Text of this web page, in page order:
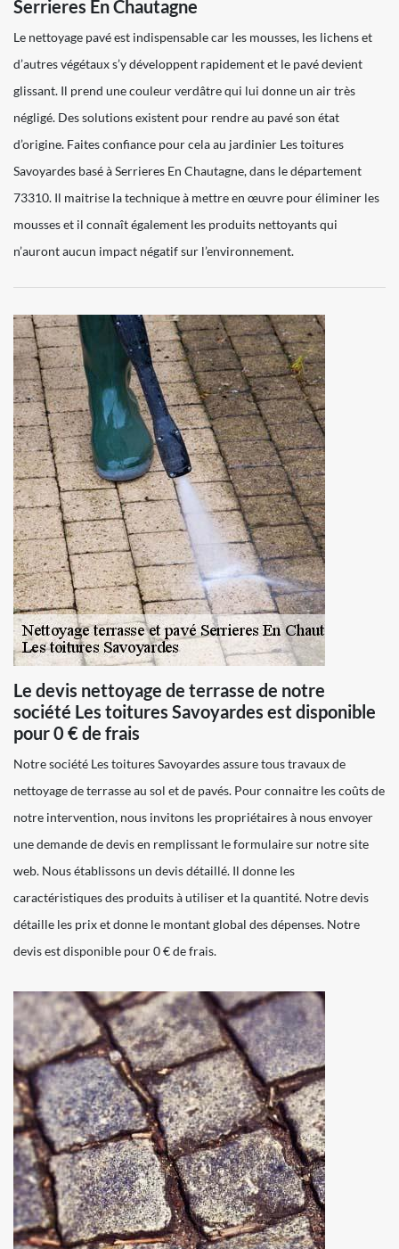
Serrieres En Chautagne
Le nettoyage pavé est indispensable car les mousses, les lichens et
d’autres végétaux s’y développent rapidement et le pavé devient
glissant. Il prend une couleur verdâtre qui lui donne un air très
négligé. Des solutions existent pour rendre au pavé son état
d’origine. Faites confiance pour cela au jardinier Les toitures
Savoyardes basé à Serrieres En Chautagne, dans le département
73310. Il maitrise la technique à mettre en œuvre pour éliminer les
mousses et il connaît également les produits nettoyants qui
n’auront aucun impact négatif sur l’environnement.
Le devis nettoyage de terrasse de notre
société Les toitures Savoyardes est disponible
pour 0 € de frais
Notre société Les toitures Savoyardes assure tous travaux de
nettoyage de terrasse au sol et de pavés. Pour connaitre les coûts de
notre intervention, nous invitons les propriétaires à nous envoyer
une demande de devis en remplissant le formulaire sur notre site
web. Nous établissons un devis détaillé. Il donne les
caractéristiques des produits à utiliser et la quantité. Notre devis
détaille les prix et donne le montant global des dépenses. Notre
devis est disponible pour 0 € de frais.